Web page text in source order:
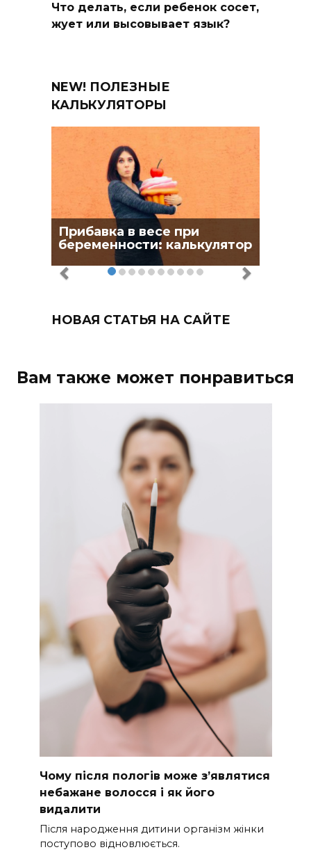
Что делать, если ребенок сосет,
жует или высовывает язык?
NEW! ПОЛЕЗНЫЕ
КАЛЬКУЛЯТОРЫ
Прибавка в весе при
беременности: калькулятор
НОВАЯ СТАТЬЯ НА САЙТЕ
Вам также может понравиться
Чому після пологів може з’являтися
небажане волосся і як його
видалити
Після народження дитини організм жінки
поступово відновлюється.